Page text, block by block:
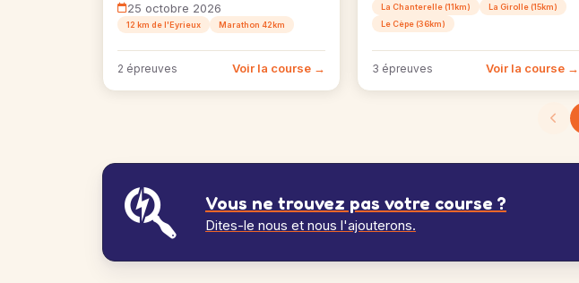
25 octobre 2026
12 km de l'Eyrieux Marathon 42km
2 épreuves Voir la course →
La Chanterelle (11km)
La Girolle (15km)
Le Cèpe (36km)
3 épreuves Voir la course →
Vous ne trouvez pas votre course ?
Dites-le nous et nous l'ajouterons.